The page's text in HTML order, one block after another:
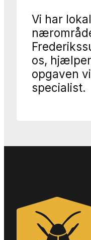
Vi har
os,
opgaven
specialist.